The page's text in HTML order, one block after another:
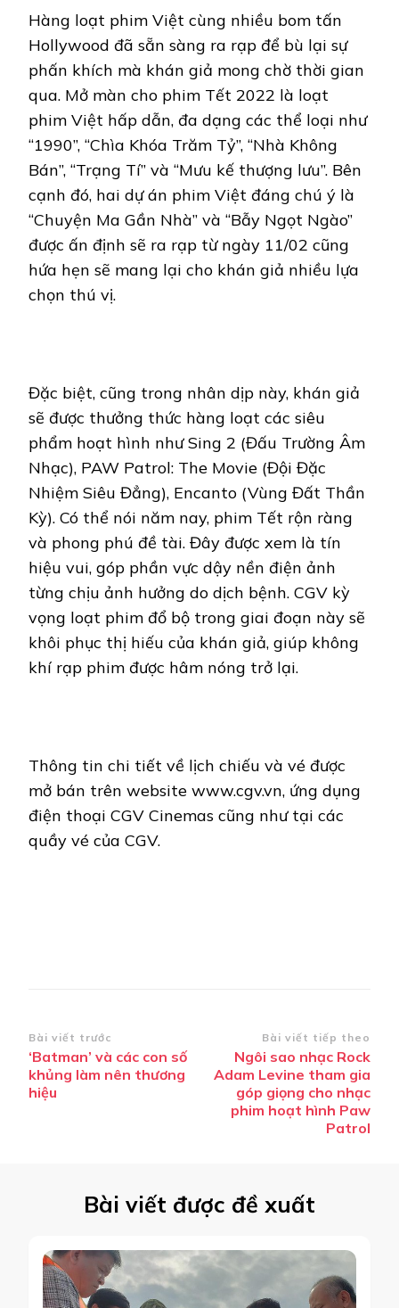
Hàng loạt phim Việt cùng nhiều bom tấn
Hollywood đã sẵn sàng ra rạp để bù lại sự
phấn khích mà khán giả mong chờ thời gian
qua. Mở màn cho phim Tết 2022 là loạt
phim Việt hấp dẫn, đa dạng các thể loại như
“1990”, “Chìa Khóa Trăm Tỷ”, “Nhà Không
Bán”, “Trạng Tí” và “Mưu kế thượng lưu”. Bên
cạnh đó, hai dự án phim Việt đáng chú ý là
“Chuyện Ma Gần Nhà” và “Bẫy Ngọt Ngào”
được ấn định sẽ ra rạp từ ngày 11/02 cũng
hứa hẹn sẽ mang lại cho khán giả nhiều lựa
chọn thú vị.
Đặc biệt, cũng trong nhân dịp này, khán giả
sẽ được thưởng thức hàng loạt các siêu
phẩm hoạt hình như Sing 2 (Đấu Trường Âm
Nhạc), PAW Patrol: The Movie (Đội Đặc
Nhiệm Siêu Đẳng), Encanto (Vùng Đất Thần
Kỳ). Có thể nói năm nay, phim Tết rộn ràng
và phong phú đề tài. Đây được xem là tín
hiệu vui, góp phần vực dậy nền điện ảnh
từng chịu ảnh hưởng do dịch bệnh. CGV kỳ
vọng loạt phim đổ bộ trong giai đoạn này sẽ
khôi phục thị hiếu của khán giả, giúp không
khí rạp phim được hâm nóng trở lại.
Thông tin chi tiết về lịch chiếu và vé được
mở bán trên website www.cgv.vn, ứng dụng
điện thoại CGV Cinemas cũng như tại các
quầy vé của CGV.
Điều
hướng
bài
Bài viết trước
‘Batman’ và các con số
khủng làm nên thương
hiệu
Bài viết tiếp theo
Ngôi sao nhạc Rock
Adam Levine tham gia
góp giọng cho nhạc
phim hoạt hình Paw
Patrol
Bài viết được đề xuất